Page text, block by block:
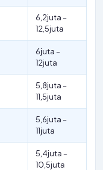
6,2juta –
12,5juta
6juta –
12juta
5,8juta –
11,5juta
5,6juta –
11juta
5,4juta –
10,5juta